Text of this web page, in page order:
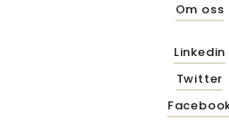
Om oss
Linkedin
Twitter